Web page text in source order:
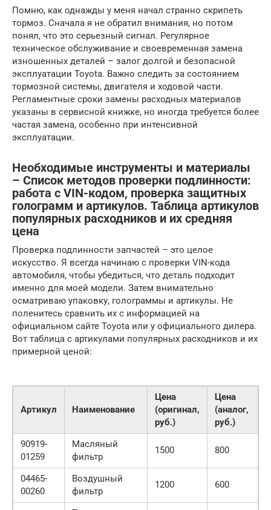
Помню, как однажды у меня начал странно скрипеть
тормоз. Сначала я не обратил внимания, но потом
понял, что это серьезный сигнал. Регулярное
техническое обслуживание и своевременная замена
изношенных деталей – залог долгой и безопасной
эксплуатации Toyota. Важно следить за состоянием
тормозной системы, двигателя и ходовой части.
Регламентные сроки замены расходных материалов
указаны в сервисной книжке, но иногда требуется более
частая замена, особенно при интенсивной
эксплуатации.
Необходимые инструменты и материалы
– Список методов проверки подлинности:
работа с VIN-кодом, проверка защитных
голограмм и артикулов. Таблица артикулов
популярных расходников и их средняя
цена
Проверка подлинности запчастей – это целое
искусство. Я всегда начинаю с проверки VIN-кода
автомобиля, чтобы убедиться, что деталь подходит
именно для моей модели. Затем внимательно
осматриваю упаковку, голограммы и артикулы. Не
поленитесь сравнить их с информацией на
официальном сайте Toyota или у официального дилера.
Вот таблица с артикулами популярных расходников и их
примерной ценой:
Артикул Наименование
Цена
(оригинал,
руб.)
Цена
(аналог,
руб.)
90919-
01259
Масляный
фильтр
1500 800
04465-
00260
Воздушный
фильтр
1200 600